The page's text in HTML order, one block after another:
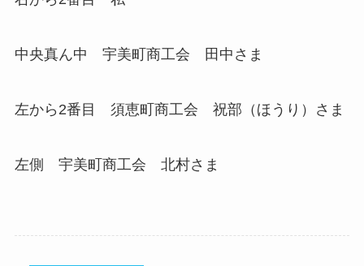
中央真ん中 宇美町商工会 田中さま
左から2番目 須恵町商工会 祝部（ほうり）さま
左側 宇美町商工会 北村さま